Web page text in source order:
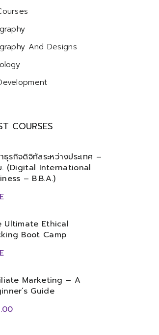
And Designs
COURSES
ธุรกิจดิจิทัลระหว่างประเทศ –
. (Digital International
– B.B.A.)
Ultimate Ethical
Boot Camp
Marketing – A
Guide